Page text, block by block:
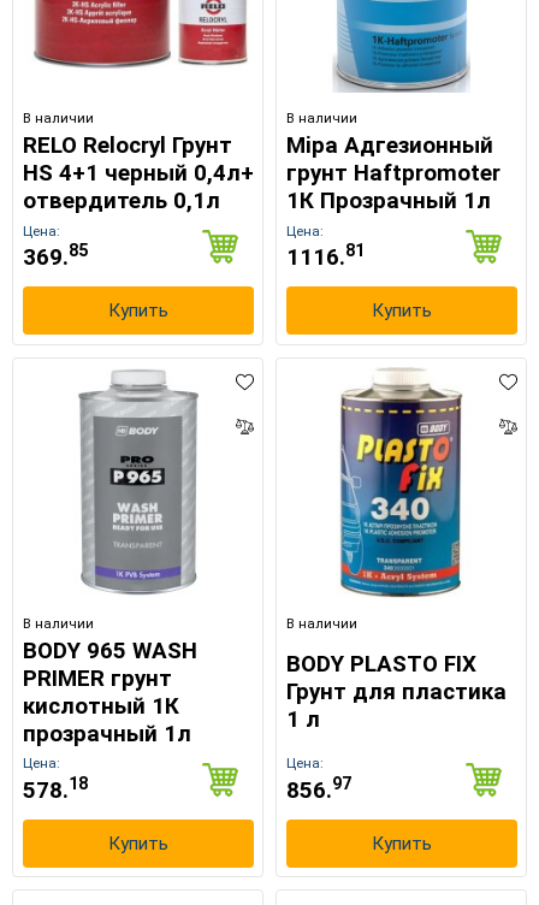
Выберите язык магазина
UA RU
В наличии
RELO Relocryl Грунт
HS 4+1 черный 0,4л+
отвердитель 0,1л
Цена:
369.85
Купить
В наличии
Mipa Адгезионный
грунт Haftpromoter
1К Прозрачный 1л
Цена:
1116.81
Купить
В наличии
BODY 965 WASH
PRIMER грунт
кислотный 1К
прозрачный 1л
Цена:
578.18
Купить
В наличии
BODY PLASTO FIX
Грунт для пластика
1 л
Цена:
856.97
Купить